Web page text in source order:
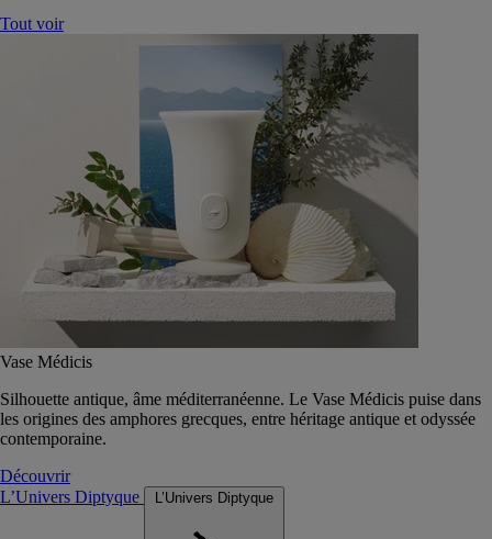
Tout voir
Vase Médicis
Silhouette antique, âme méditerranéenne. Le Vase Médicis puise dans
les origines des amphores grecques, entre héritage antique et odyssée
contemporaine.
Découvrir
L’Univers Diptyque
L’Univers Diptyque